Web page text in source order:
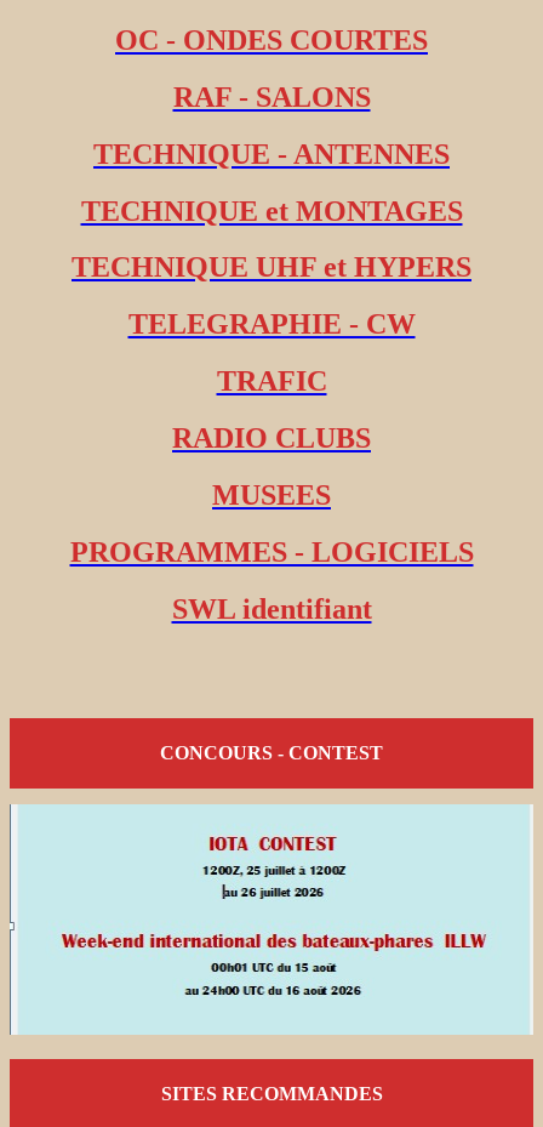
OC - ONDES COURTES
RAF - SALONS
TECHNIQUE - ANTENNES
TECHNIQUE et MONTAGES
TECHNIQUE UHF et HYPERS
TELEGRAPHIE - CW
TRAFIC
RADIO CLUBS
MUSEES
PROGRAMMES - LOGICIELS
SWL identifiant
CONCOURS - CONTEST
SITES RECOMMANDES